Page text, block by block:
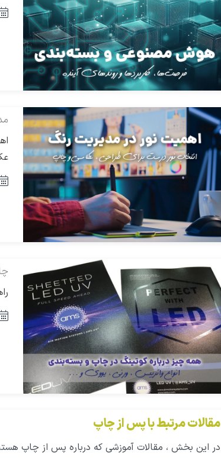
مقالات مرتبط با پس از چاپ
در این بخش ، مقالات آموزشی که درباره پس از چاپ